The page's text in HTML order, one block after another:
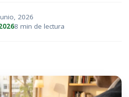
2026
8 min de lectura